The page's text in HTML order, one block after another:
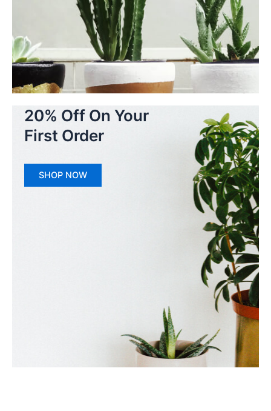
20% Off On Your
First Order
SHOP NOW